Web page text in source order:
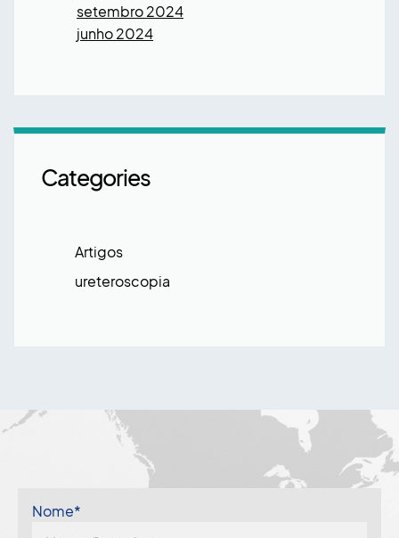
setembro 2024
junho 2024
Categories
Artigos
ureteroscopia
Nome*